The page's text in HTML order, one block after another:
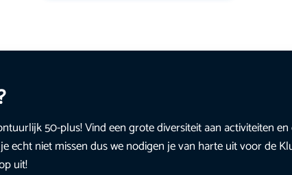
50-plus! Vind een grote diversiteit aan activiteiten
echt niet missen dus we nodigen je van harte uit voor de
uit!